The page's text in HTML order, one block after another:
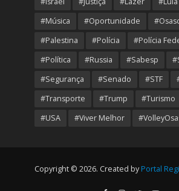
#Música
#Oportunidade
#Palestina
#Polícia
#Polícia
#Política
#Russia #Sabesp
#Segurança
#Senado #STF
#Transporte
#Trump #Turismo
#USA
#Viver Melhor
Copyright © 2026. Created by Portal